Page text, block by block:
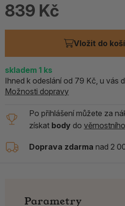
839 Kč
Vložit do
skladem 1 ks
Ihned k odeslání od 79 Kč, u vás
Možnosti dopravy
Po přihlášení můžete za
získat body do
Doprava zdarma nad 2
Parametry